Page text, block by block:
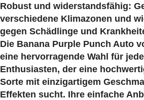
Robust und widerstandsfähig:
verschiedene Klimazonen und
gegen Schädlinge und
Die Banana Purple Punch Auto
eine hervorragende Wahl für
Enthusiasten, der eine
Sorte mit einzigartigem
Effekten sucht. Ihre einfache